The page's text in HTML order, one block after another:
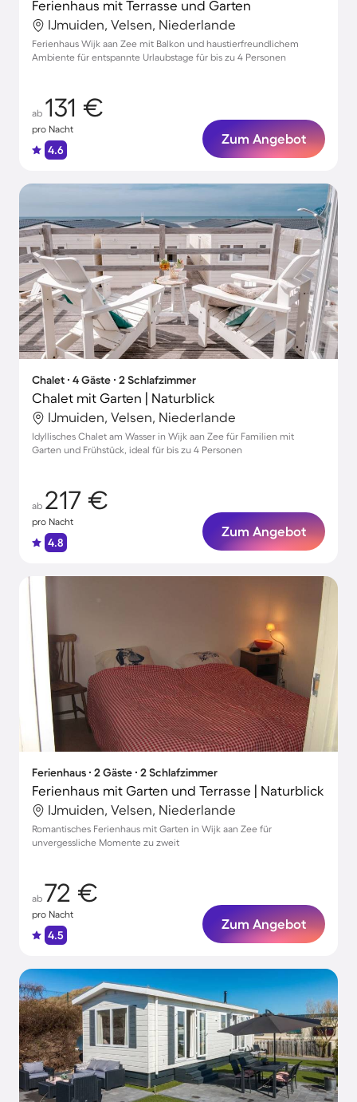
Ferienhaus mit Terrasse und Garten
IJmuiden, Velsen, Niederlande
Ferienhaus Wijk aan Zee mit Balkon und haustierfreundlichem
Ambiente für entspannte Urlaubstage für bis zu 4 Personen
ab 131 €
pro Nacht
4.6
Zum Angebot
Chalet ∙ 4 Gäste ∙ 2 Schlafzimmer
Chalet mit Garten | Naturblick
IJmuiden, Velsen, Niederlande
Idyllisches Chalet am Wasser in Wijk aan Zee für Familien mit
Garten und Frühstück, ideal für bis zu 4 Personen
ab 217 €
pro Nacht
4.8
Zum Angebot
Ferienhaus ∙ 2 Gäste ∙ 2 Schlafzimmer
Ferienhaus mit Garten und Terrasse | Naturblick
IJmuiden, Velsen, Niederlande
Romantisches Ferienhaus mit Garten in Wijk aan Zee für
unvergessliche Momente zu zweit
ab 72 €
pro Nacht
4.5
Zum Angebot